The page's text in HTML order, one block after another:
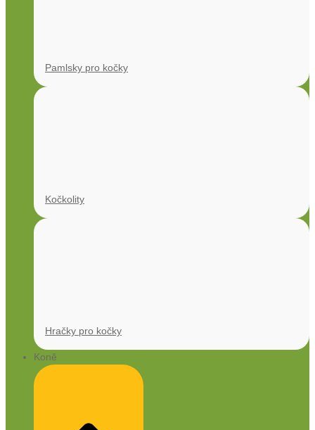
Pamlsky pro kočky
Kočkolity
Hračky pro kočky
Koně